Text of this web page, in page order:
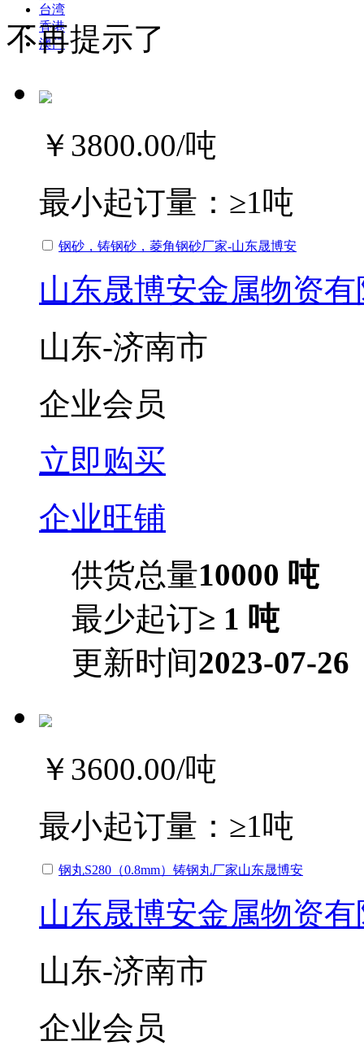
台湾
香港
澳门
不再提示了
￥3800.00/吨
最小起订量： ≥1吨
钢砂，铸钢砂，菱角钢砂厂家-山东晟博安
山东晟博安金属物资
山东-济南市
企业会员
立即购买
企业旺铺
供货总量10000 吨
最少起订≥ 1 吨
更新时间2023-07-26
￥3600.00/吨
最小起订量： ≥1吨
钢丸S280（0.8mm）铸钢丸厂家山东晟博安
山东晟博安金属物资
山东-济南市
企业会员